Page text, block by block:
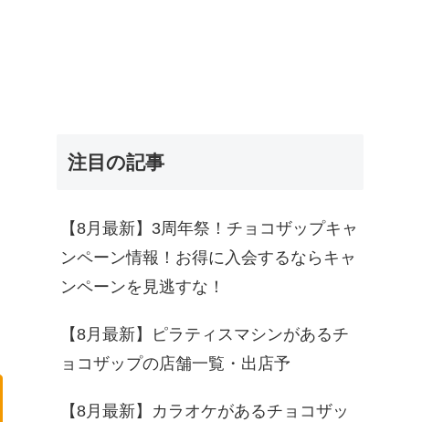
注目の記事
【8月最新】3周年祭！チョコザップキャ
ンペーン情報！お得に入会するならキャ
ンペーンを見逃すな！
【8月最新】ピラティスマシンがあるチ
ョコザップの店舗一覧・出店予
【8月最新】カラオケがあるチョコザッ